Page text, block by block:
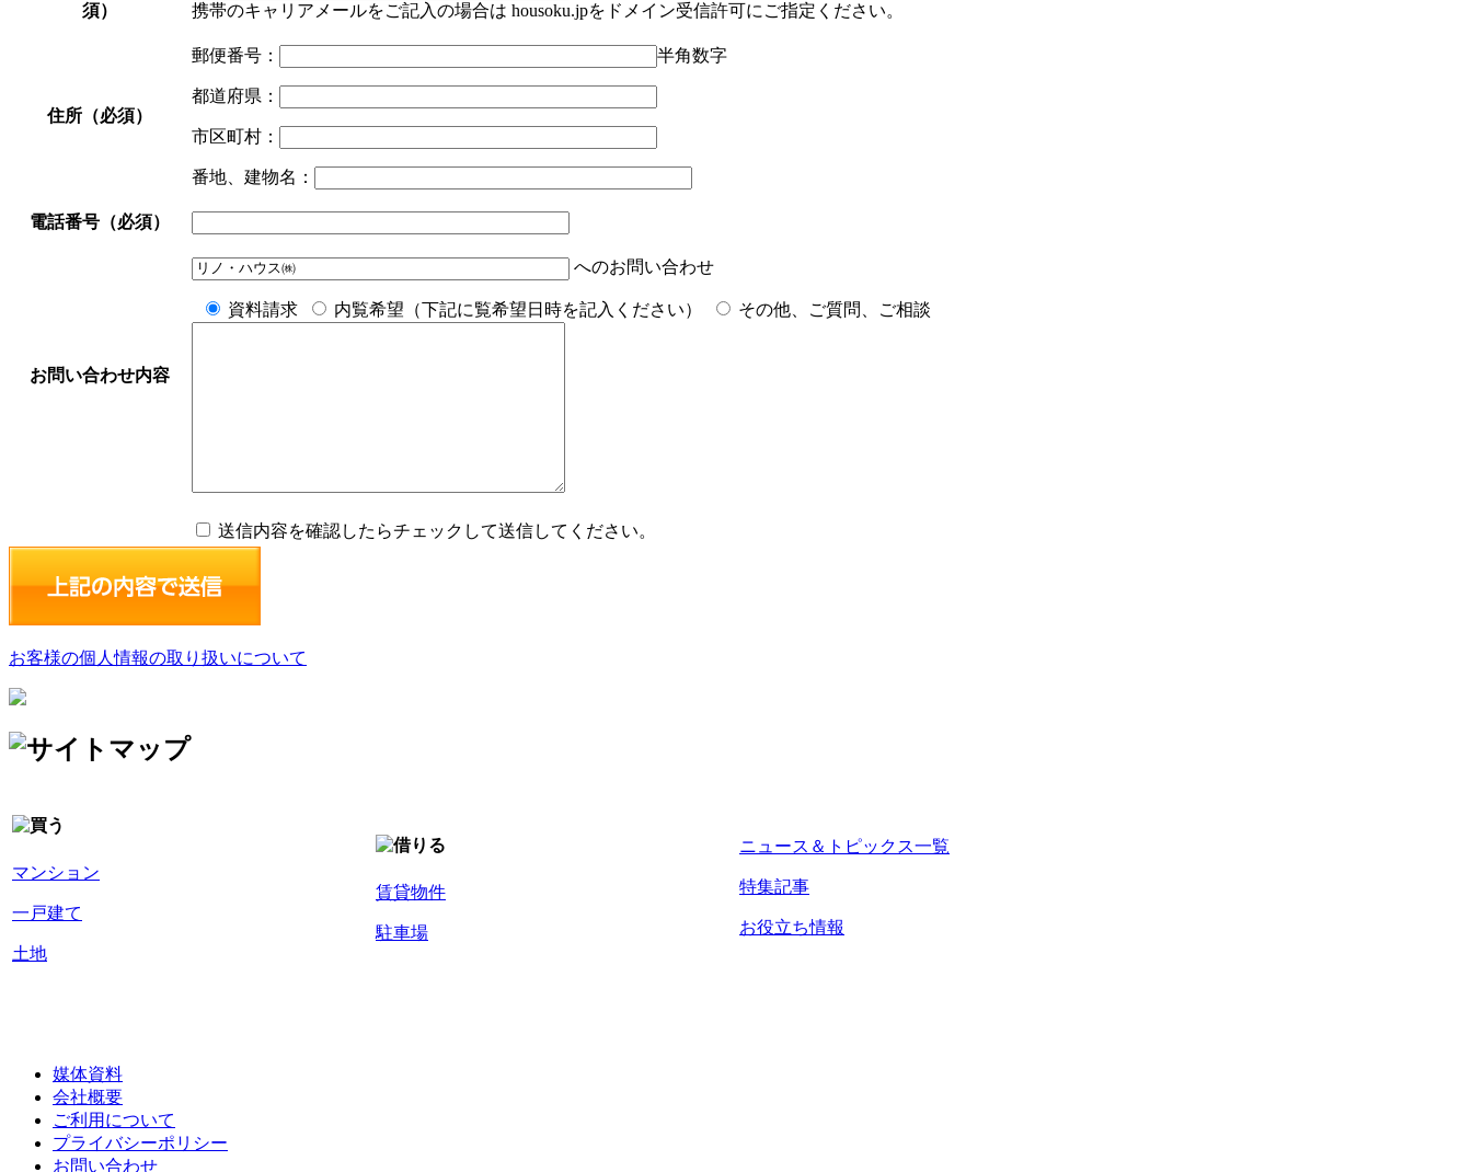
須）
携帯のキャリアメールをご記入の場合は housoku.jpをドメイン受信許可にご指定ください。
住所（必須）
郵便番号： 半角数字
都道府県：
市区町村：
番地、建物名：
電話番号（必須）
お問い合わせ内容
へのお問い合わせ
資料請求 内覧希望（下記に覧希望日時を記入ください） その他、ご質問、ご相談
送信内容を確認したらチェックして送信してください。
お客様の個人情報の取り扱いについて
マンション
一戸建て
土地
賃貸物件
駐車場
ニュース＆トピックス一覧
特集記事
お役立ち情報
媒体資料
会社概要
ご利用について
プライバシーポリシー
お問い合わせ